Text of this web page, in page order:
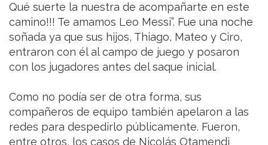
Qué suerte la nuestra de acompañarte en este
camino!!! Te amamos Leo Messi”. Fue una noche
soñada ya que sus hijos, Thiago, Mateo y Ciro,
entraron con él al campo de juego y posaron
con los jugadores antes del saque inicial.
Como no podía ser de otra forma, sus
compañeros de equipo también apelaron a las
redes para despedirlo públicamente. Fueron,
entre otros, los casos de Nicolás Otamendi